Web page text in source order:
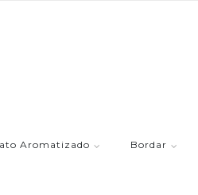
Aromatizado Bordar